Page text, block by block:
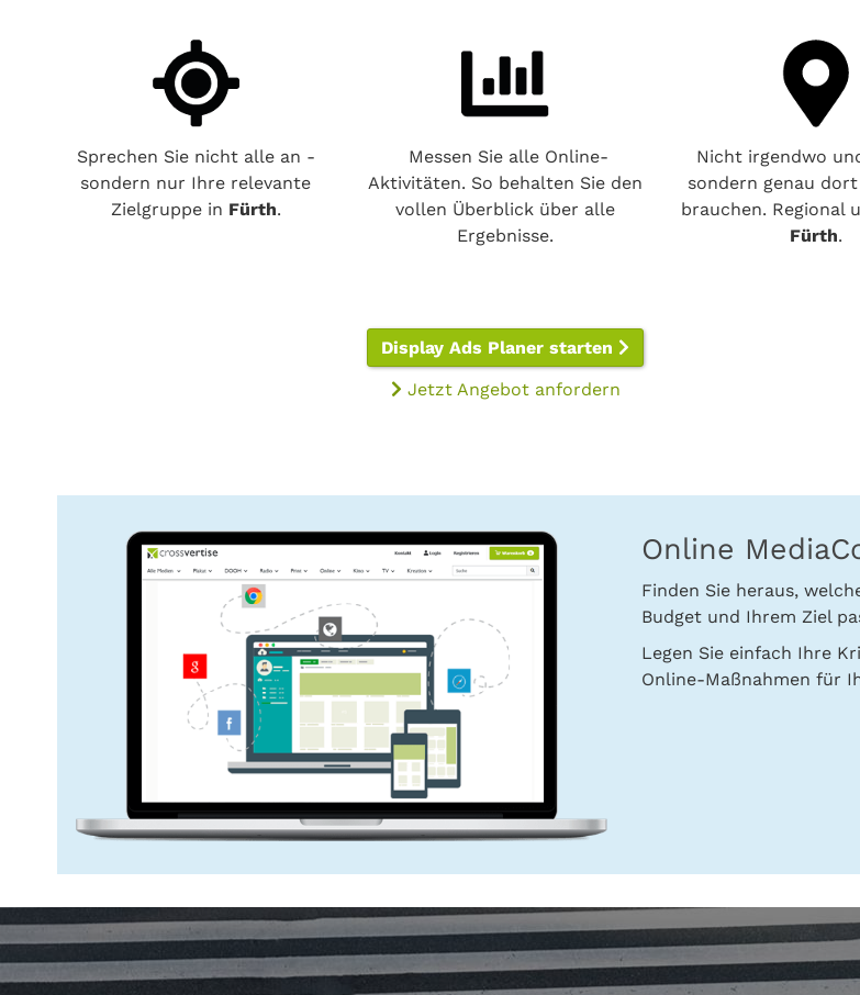
Sprechen Sie nicht alle an -
sondern nur Ihre relevante
Zielgruppe in Fürth.
Messen Sie alle Online-
Aktivitäten. So behalten Sie den
vollen Überblick über alle
Ergebnisse.
Nicht irgendwo
sondern genau
brauchen. Regional
Fürth.
Display Ads Planer starten
Jetzt Angebot anfordern
Online
Finden Sie heraus,
Budget und Ihrem Ziel
Legen Sie einfach Ihre
Online-Maßnahmen für